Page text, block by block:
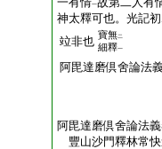
一
神太釋可也。光記
竝非也 寶無二
細釋一
阿毘達磨倶舍論法
阿毘達磨倶舍論法
豐山沙門釋林常